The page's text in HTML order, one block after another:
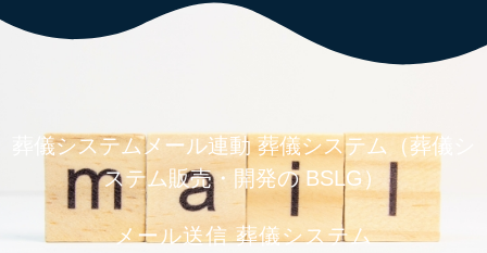
葬儀システムメール連動 葬儀システム（葬儀シ
ステム販売・開発の BSLG）
メール送信 葬儀システム